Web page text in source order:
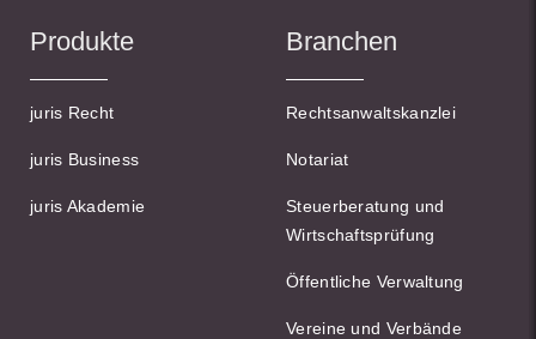
Produkte
juris Recht
juris Business
juris Akademie
Branchen
Rechtsanwaltskanzlei
Notariat
Steuerberatung und
Wirtschaftsprüfung
Öffentliche Verwaltung
Vereine und Verbände